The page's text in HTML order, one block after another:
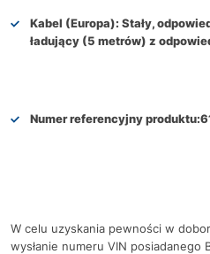
Kabel (Europa): Stały,
ładujący (5 metrów) z
Numer referencyjny produktu:
W celu uzyskania pewności w
wysłanie numeru VIN posiadanego